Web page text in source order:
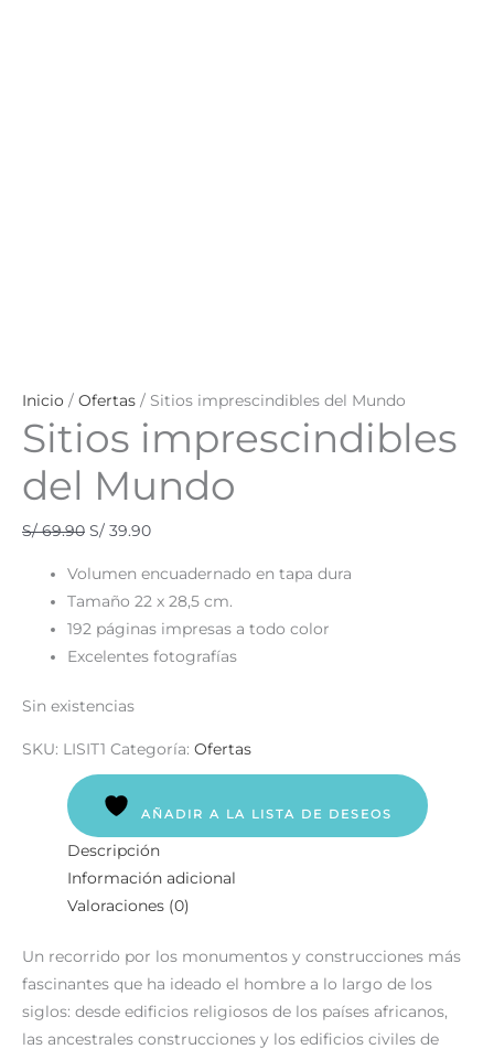
Inicio / Ofertas / Sitios imprescindibles del Mundo
Sitios imprescindibles
del Mundo
S/69.90 S/ 39.90
Volumen encuadernado en tapa dura
Tamaño 22 x 28,5 cm.
192 páginas impresas a todo color
Excelentes fotografías
Sin existencias
SKU: LISIT1 Categoría: Ofertas
AÑADIR A LA LISTA DE DESEOS
Descripción
Información adicional
Valoraciones (0)
Un recorrido por los monumentos y construcciones más
fascinantes que ha ideado el hombre a lo largo de los
siglos: desde edificios religiosos de los países africanos,
las ancestrales construcciones y los edificios civiles de